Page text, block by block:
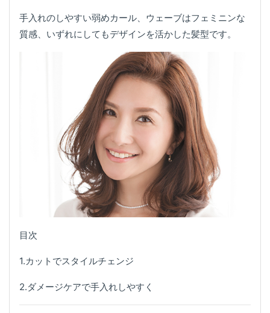
手入れのしやすい弱めカール、ウェーブはフェミニンな
質感、いずれにしてもデザインを活かした髪型です。
目次
1.カットでスタイルチェンジ
2.ダメージケアで手入れしやすく